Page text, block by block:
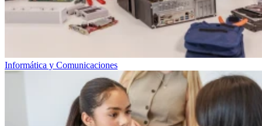
Informática y Comunicaciones